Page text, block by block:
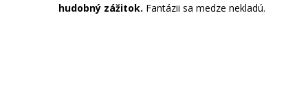
hudobný zážitok. Fantázii sa medze nekladú.